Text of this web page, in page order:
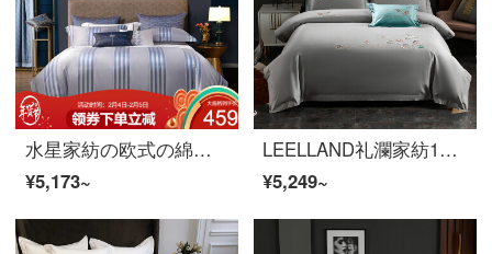
水星家紡の欧式の綿の刺繍の寝具のシーツカバーが軽い贅沢な四点セットのエドガー1.8メートルのベッド（適応220*240芯）になっています。
¥5,173~
LEELLAND礼瀾家紡100本の50双の綿の新しい中国式の刺繍の全綿のベッドの上で4件のセットの純綿の貢の緞子のハイエンドの刺繍のベッドの品物のセットの俊秀-ほこりの1.8-2000メートルのベッド/220*240 cm
¥5,249~